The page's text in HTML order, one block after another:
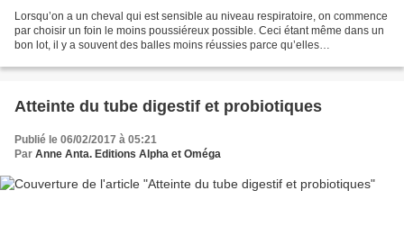
Lorsqu’on a un cheval qui est sensible au niveau respiratoire, on commence
par choisir un foin le moins poussiéreux possible. Ceci étant même dans un
bon lot, il y a souvent des balles moins réussies parce qu’elles
Atteinte du tube digestif et probiotiques
Publié le 06/02/2017 à 05:21
Par Anne Anta. Editions Alpha et Oméga